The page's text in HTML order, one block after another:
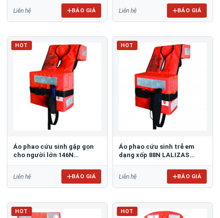
Liên hệ BÁO GIÁ Liên hệ BÁO GIÁ
HOT
Áo phao cứu sinh gập gọn
cho người lớn 146N
Liên hệ BÁO GIÁ
HOT
Áo phao cứu sinh trẻ em
dạng xốp 88N LALIZAS
Liên hệ BÁO GIÁ
HOT HOT